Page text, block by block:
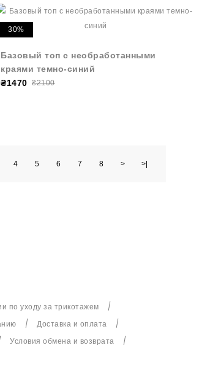
30%
Базовый топ с необработанными
краями темно-синий
₴1470
₴2100
4 5 6 7 8 > >|
по уходу за трикотажем
Доставка и оплата
Условия обмена и возврата